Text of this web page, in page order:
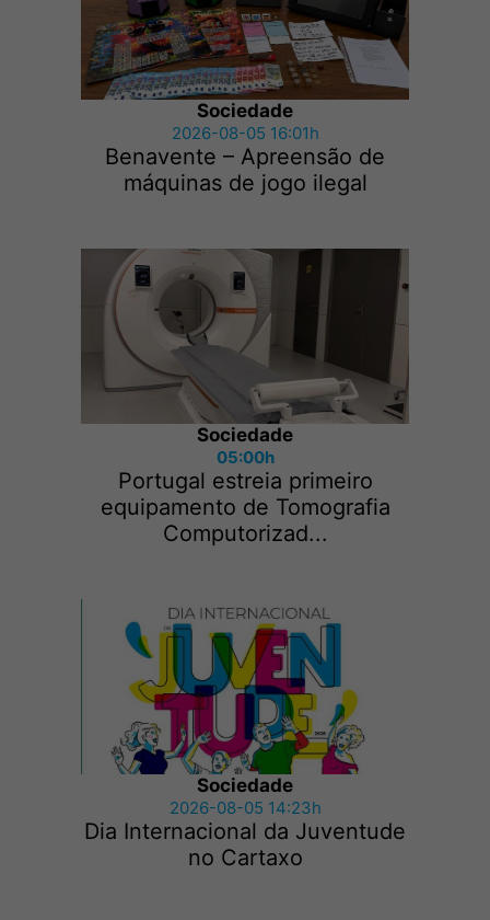
Sociedade
2026-08-05 16:01h
Benavente – Apreensão de
máquinas de jogo ilegal
Sociedade
05:00h
Portugal estreia primeiro
equipamento de Tomografia
Computorizad...
Sociedade
2026-08-05 14:23h
Dia Internacional da Juventude
no Cartaxo